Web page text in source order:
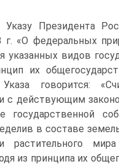
Указу Президента
г. «О федеральных
указанных видов
их
Указа говорится:
с действующим
государственной
в составе
растительного
из принципа их